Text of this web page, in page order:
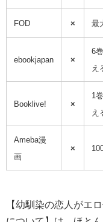
FOD × 最
ebookjapan ×
6
え
Booklive! ×
1
え
Ameba漫
画
×
【幼馴染の恋人がエ